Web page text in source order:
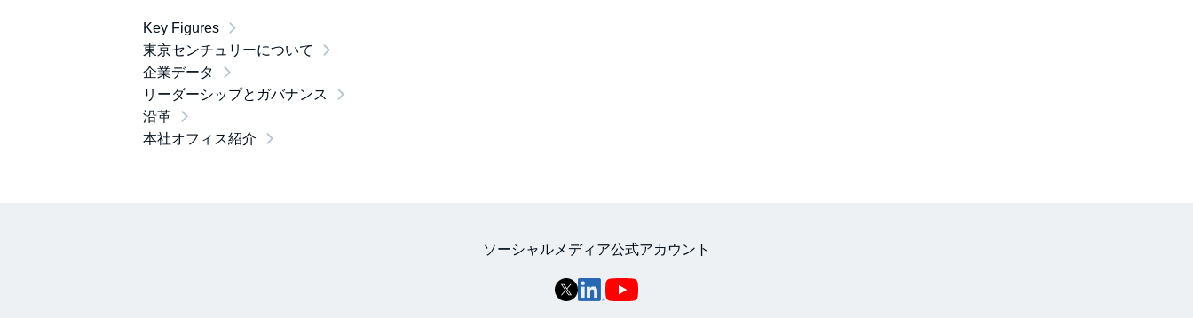
Key Figures
東京センチュリーについて
企業データ
リーダーシップとガバナンス
沿革
本社オフィス紹介
ソーシャルメディア公式アカウント